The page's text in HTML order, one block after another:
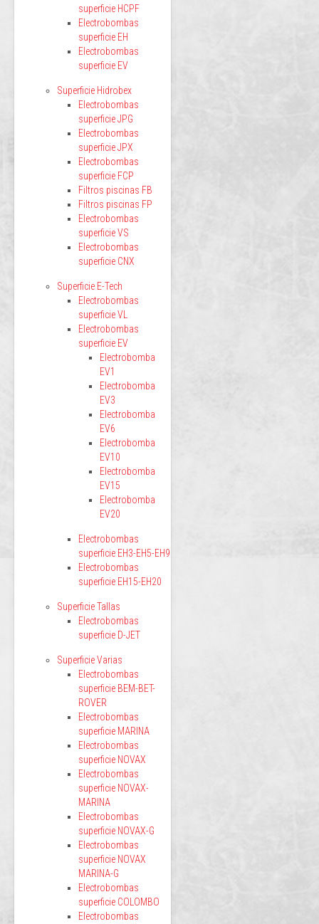
superficie HCPF
Electrobombas
superficie EH
Electrobombas
superficie EV
Superficie Hidrobex
Electrobombas
superficie JPG
Electrobombas
superficie JPX
Electrobombas
superficie FCP
Filtros piscinas FB
Filtros piscinas FP
Electrobombas
superficie VS
Electrobombas
superficie CNX
Superficie E-Tech
Electrobombas
superficie VL
Electrobombas
superficie EV
Electrobomba
EV1
Electrobomba
EV3
Electrobomba
EV6
Electrobomba
EV10
Electrobomba
EV15
Electrobomba
EV20
Electrobombas
superficie EH3-EH5-EH9
Electrobombas
superficie EH15-EH20
Superficie Tallas
Electrobombas
superficie D-JET
Superficie Varias
Electrobombas
superficie BEM-BET-
ROVER
Electrobombas
superficie MARINA
Electrobombas
superficie NOVAX
Electrobombas
superficie NOVAX-
MARINA
Electrobombas
superficie NOVAX-G
Electrobombas
superficie NOVAX
MARINA-G
Electrobombas
superficie COLOMBO
Electrobombas